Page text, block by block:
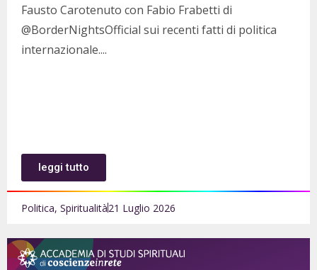
Fausto Carotenuto con Fabio Frabetti di
@BorderNightsOfficial sui recenti fatti di politica
internazionale.
leggi tutto
Politica, Spiritualità21 Luglio 2026